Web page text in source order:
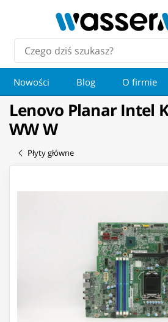
Nowości Blog O firmie
Lenovo Planar Intel
WW W
Płyty główne